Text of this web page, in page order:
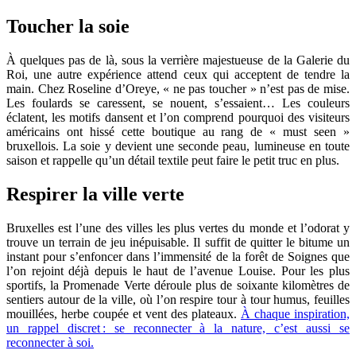
Toucher la soie
À quelques pas de là, sous la verrière majestueuse de la Galerie du
Roi, une autre expérience attend ceux qui acceptent de tendre la
main. Chez Roseline d’Oreye, « ne pas toucher » n’est pas de mise.
Les foulards se caressent, se nouent, s’essaient… Les couleurs
éclatent, les motifs dansent et l’on comprend pourquoi des visiteurs
américains ont hissé cette boutique au rang de « must seen »
bruxellois. La soie y devient une seconde peau, lumineuse en toute
saison et rappelle qu’un détail textile peut faire le petit truc en plus.
Respirer la ville verte
Bruxelles est l’une des villes les plus vertes du monde et l’odorat y
trouve un terrain de jeu inépuisable. Il suffit de quitter le bitume un
instant pour s’enfoncer dans l’immensité de la forêt de Soignes que
l’on rejoint déjà depuis le haut de l’avenue Louise. Pour les plus
sportifs, la Promenade Verte déroule plus de soixante kilomètres de
sentiers autour de la ville, où l’on respire tour à tour humus, feuilles
mouillées, herbe coupée et vent des plateaux. À chaque inspiration,
un rappel discret : se reconnecter à la nature, c’est aussi se
reconnecter à soi.